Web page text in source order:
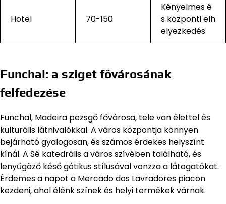
Hotel 70-150
Kényelmes é
s központi elh
elyezkedés
Funchal: a sziget fővárosának
felfedezése
Funchal, Madeira pezsgő fővárosa, tele van élettel és
kulturális látnivalókkal. A város központja könnyen
bejárható gyalogosan, és számos érdekes helyszínt
kínál. A Sé katedrális a város szívében található, és
lenyűgöző késő gótikus stílusával vonzza a látogatókat.
Érdemes a napot a Mercado dos Lavradores piacon
kezdeni, ahol élénk színek és helyi termékek várnak.